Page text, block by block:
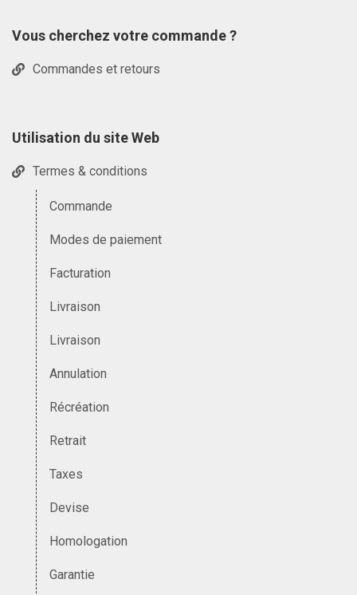
Vous cherchez votre commande ?
Commandes et retours
Utilisation du site Web
Termes & conditions
Commande
Modes de paiement
Facturation
Livraison
Livraison
Annulation
Récréation
Retrait
Taxes
Devise
Homologation
Garantie